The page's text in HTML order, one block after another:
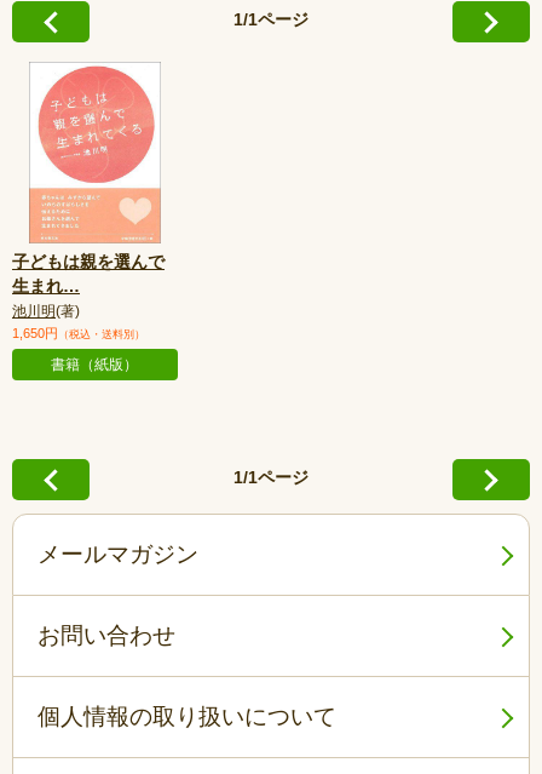
1/1ページ
子どもは親を選んで
生まれ…
池川明(著)
1,650円 （税込・送料別）
書籍（紙版）
1/1ページ
メールマガジン
お問い合わせ
個人情報の取り扱いについて